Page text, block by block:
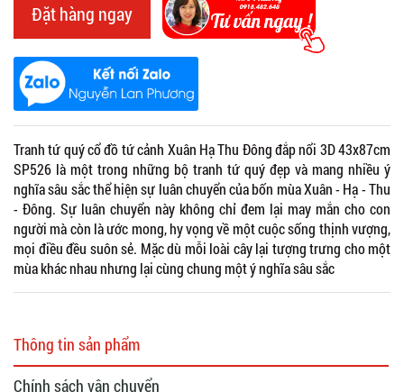
Đặt hàng ngay
Tranh tứ quý cổ đồ tứ cảnh Xuân Hạ Thu Đông đắp nổi 3D 43x87cm
SP526 là một trong những bộ tranh tứ quý đẹp và mang nhiều ý
nghĩa sâu sắc thể hiện sự luân chuyển của bốn mùa Xuân - Hạ - Thu
- Đông. Sự luân chuyển này không chỉ đem lại may mắn cho con
người mà còn là ước mong, hy vọng về một cuộc sống thịnh vượng,
mọi điều đều suôn sẻ. Mặc dù mỗi loài cây lại tượng trưng cho một
mùa khác nhau nhưng lại cùng chung một ý nghĩa sâu sắc
Thông tin sản phẩm
Chính sách vận chuyển